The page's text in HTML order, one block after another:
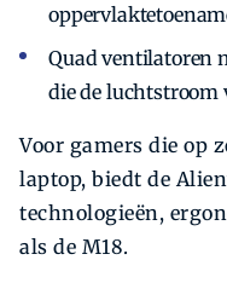
Quad ventilatoren
die de luchtstroom
Voor gamers die op
laptop, biedt de
technologieën,
als de M18.